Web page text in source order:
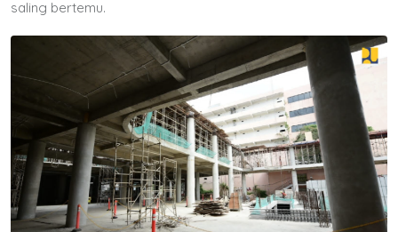
saling bertemu.